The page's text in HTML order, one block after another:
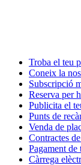
Troba el teu
Coneix la
Subscripció
Reserva per
Publicita el
Punts de
Venda de
Contractes
Pagament de
Càrrega